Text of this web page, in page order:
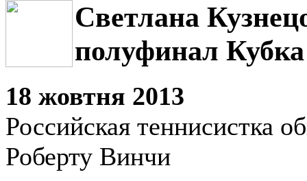
Светлана
полуфинал
18 жовтня 2013
Российская теннисистка
Роберту Винчи